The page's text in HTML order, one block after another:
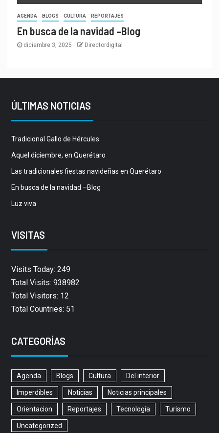
AGENDA BLOGS CULTURA REPORTAJES
En busca de la navidad –Blog
diciembre 3, 2025 Directordigital
ÚLTIMAS NOTICIAS
Tradicional Gallo de Hércules
Aquel diciembre, en Querétaro
Las tradicionales fiestas navideñas en Querétaro
En busca de la navidad –Blog
Luz viva
VISITAS
Visits Today: 249
Total Visits: 938982
Total Visitors: 12
Total Countries: 51
CATEGORÍAS
Agenda Blogs Cultura Del interior
Imperdibles Noticias Noticias principales
Orientacion Reportajes Tecnología Turismo
Uncategorized